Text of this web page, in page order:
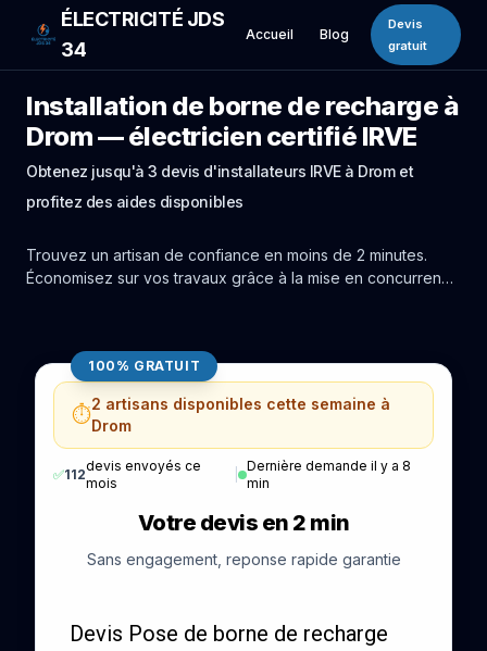
ÉLECTRICITÉ JDS
34
Accueil Blog
Devis
gratuit
Installation de borne de recharge à
Drom — électricien certifié IRVE
Obtenez jusqu'à 3 devis d'installateurs IRVE à Drom et
profitez des aides disponibles
Trouvez un artisan de confiance en moins de 2 minutes.
Économisez sur vos travaux grâce à la mise en concurrence
100% GRATUIT
⏱️2 artisans disponibles cette semaine à
Drom
✅112
devis envoyés ce
mois
Dernière demande il y a 8
min
Votre devis en 2 min
Sans engagement, reponse rapide garantie
Devis Pose de borne de recharge